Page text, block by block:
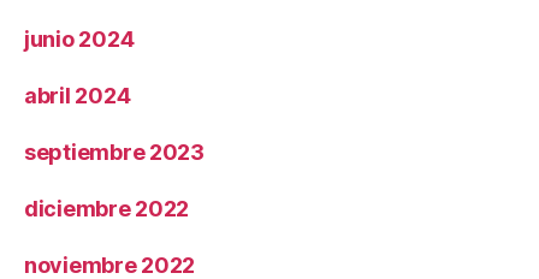
junio 2024
abril 2024
septiembre 2023
diciembre 2022
noviembre 2022